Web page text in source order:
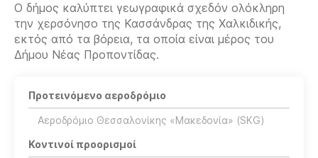
Ο δήμος καλύπτει γεωγραφικά σχεδόν ολόκληρη
την χερσόνησο της Κασσάνδρας της Χαλκιδικής,
εκτός από τα βόρεια, τα οποία είναι μέρος του
Δήμου Νέας Προποντίδας.
Προτεινόμενο αεροδρόμιο
Αεροδρόμιο Θεσσαλονίκης «Μακεδονία» (SKG)
Κοντινοί προορισμοί